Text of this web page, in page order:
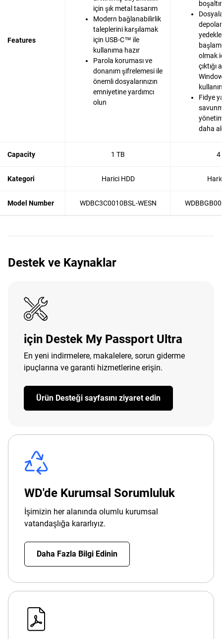
Features
için şık metal tasarım
Modern bağlanabilirlik
taleplerini karşılamak
için USB-C™ ile
kullanıma hazır
Parola koruması ve
donanım şifrelemesi ile
önemli dosyalarınızın
emniyetine yardımcı
olun
olmak
çıktığı
Fidye
daha
Capacity 1 TB 4
Kategori Harici HDD
Model Number WDBC3C0010BSL-WESN
Destek ve Kaynaklar
için Destek My Passport Ultra
En yeni indirmelere, makalelere, sorun giderme
ipuçlarına ve garanti hizmetlerine erişin.
Ürün Desteği sayfasını ziyaret edin
WD'de Kurumsal Sorumluluk
İşimizin her alanında olumlu kurumsal
vatandaşlığa kararlıyız.
Daha Fazla Bilgi Edinin